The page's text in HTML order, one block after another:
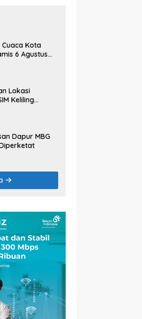
Kota
6 Agustus
Lokasi
Keliling
Dapur MBG